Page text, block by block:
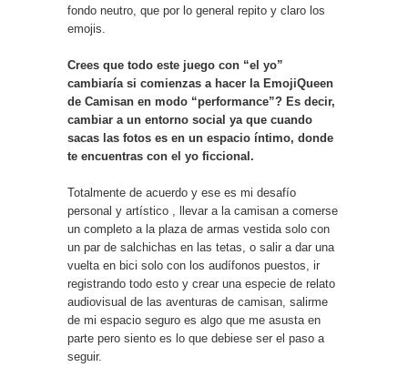
fondo neutro, que por lo general repito y claro los
emojis.
Crees que todo este juego con “el yo”
cambiaría si comienzas a hacer la EmojiQueen
de Camisan en modo “performance”? Es decir,
cambiar a un entorno social ya que cuando
sacas las fotos es en un espacio íntimo, donde
te encuentras con el yo ficcional.
Totalmente de acuerdo y ese es mi desafío
personal y artístico , llevar a la camisan a comerse
un completo a la plaza de armas vestida solo con
un par de salchichas en las tetas, o salir a dar una
vuelta en bici solo con los audífonos puestos, ir
registrando todo esto y crear una especie de relato
audiovisual de las aventuras de camisan, salirme
de mi espacio seguro es algo que me asusta en
parte pero siento es lo que debiese ser el paso a
seguir.